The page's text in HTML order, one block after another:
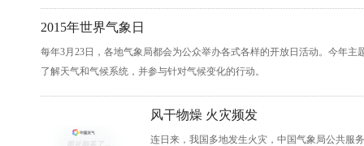
2015年世界气象日
每年3月23日，各地气象局都会为公众举办各式各样的开放日活动。今年主
了解天气和气候系统，并参与针对气候变化的行动。
风干物燥 火灾频发
连日来，我国多地发生火灾，中国气象局公共服